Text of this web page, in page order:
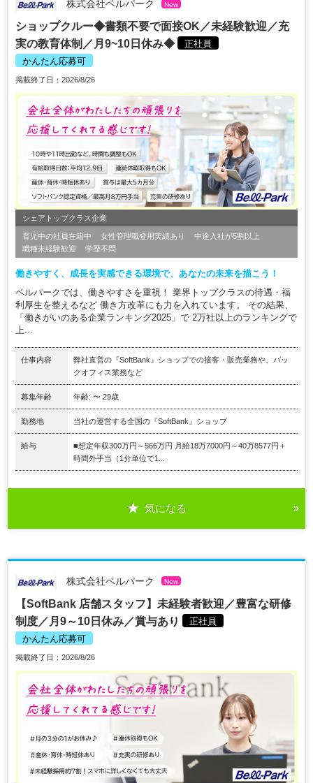
株式会社ベルパーク New
ショップクルー◆書類不要で面接OK／未経験歓迎／充
実の教育体制／月9~10日休み◆
正社員
かんたん応募可
掲載終了日：2026/8/26
シェアトップクラス企業
育児中の社員在籍中 女性管理職登用実績あり
中途入社が5割以上
職種未経験歓迎
学歴不問
働きやすく、成長を実感できる環境で、あなたの未来を描こう！
ベルパークでは、働きやすさを重視！ 業界トップクラスの待遇・福
利厚生を整えるなど 働き方改革にも力を入れています。 その結果、
「働きがいのある企業ランキング2025」で 2万社以上のランキングで
上...
仕事内容
弊社直営の『SoftBank』ショップでの接客・販売業務や、バッ
クオフィス業務など
募集年齢 年齢: 〜 29歳
勤務地 当社の運営する全国の『SoftBank』ショップ
給与
■想定年収300万円～566万円 月給18万7000円～40万8577円＋
時間外手当（1分単位で1...
気になる
株式会社ベルパーク New
【SoftBank 店舗スタッフ】未経験者歓迎／豊富な研修
制度／月9～10日休み／賞与あり
正社員
かんたん応募可
掲載終了日：2026/8/26